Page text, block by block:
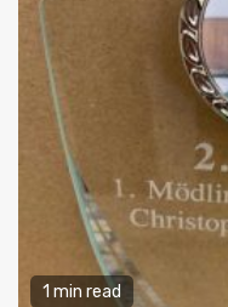
1 min read